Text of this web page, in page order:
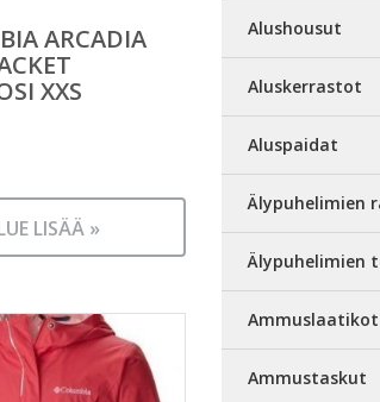
ARCADIA
XXS
LISÄÄ »
Alushousut
Aluskerrastot
Aluspaidat
Älypuhelimien
Älypuhelimien
Ammuslaatikot
Ammustaskut